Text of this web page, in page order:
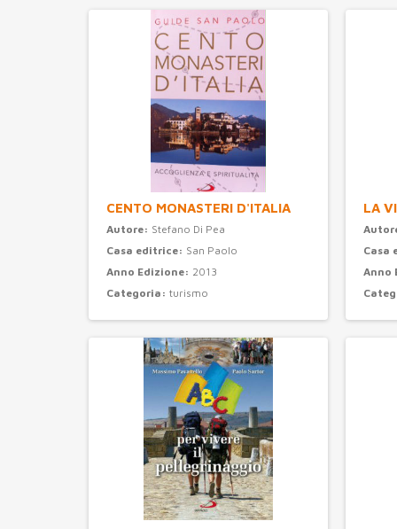
CENTO MONASTERI D'ITALIA
Autore: Stefano Di Pea
Casa editrice: San Paolo
Anno Edizione: 2013
Categoria: turismo
LA
Casa
Anno